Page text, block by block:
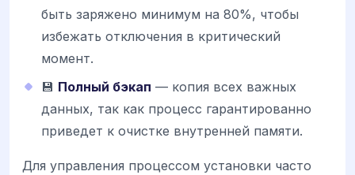
быть заряжено минимум на 80%, чтобы
избежать отключения в критический
момент.
💾 Полный бэкап — копия всех важных
данных, так как процесс гарантированно
приведет к очистке внутренней памяти.
Для управления процессом установки часто